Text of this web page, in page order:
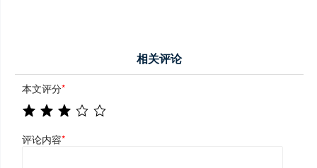
相关评论
本文评分*
评论内容*